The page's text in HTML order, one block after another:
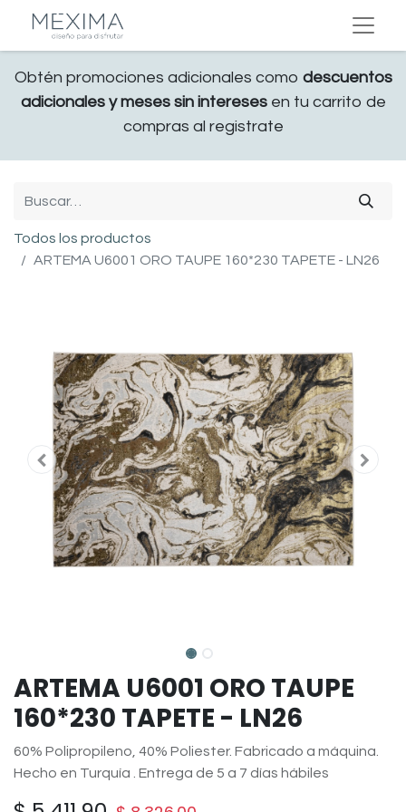
Obtén promociones adicionales como descuentos
adicionales y meses sin interesesen tu carrito de
compras al registrate
Todos los productos
ARTEMA U6001 ORO TAUPE 160*230 TAPETE - LN26
ARTEMA U6001 ORO TAUPE
160*230 TAPETE - LN26
60% Polipropileno, 40% Poliester. Fabricado a máquina.
Hecho en Turquía . Entrega de 5 a 7 días hábiles